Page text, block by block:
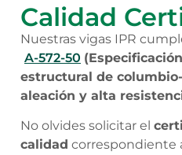
Calidad
Nuestras vigas IPR
A-572-50
estructural de
aleación y alta
No olvides solicitar el
calidad correspondiente